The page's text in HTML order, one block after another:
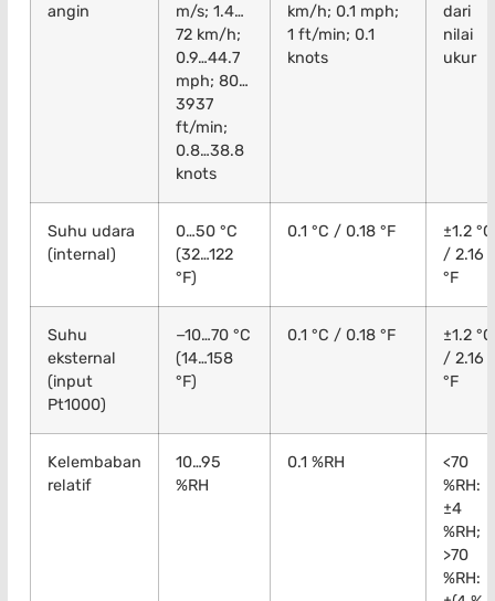
angin
m/s; 1.4…
72 km/h;
0.9…44.7
mph; 80…
3937
ft/min;
0.8…38.8
knots
km/h; 0.1 mph;
1 ft/min; 0.1
knots
dari
nilai
ukur
Suhu udara
(internal)
0…50 °C
(32…122
°F)
0.1 °C / 0.18 °F
±1.2 °C
/ 2.16
°F
Suhu
eksternal
(input
Pt1000)
−10…70 °C
(14…158
°F)
0.1 °C / 0.18 °F
±1.2 °C
/ 2.16
°F
Kelembaban
relatif
10…95
%RH
0.1 %RH
<70
%RH:
±4
%RH;
>70
%RH: